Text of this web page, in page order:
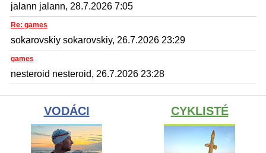
jalann jalann, 28.7.2026 7:05
Re: games
sokarovskiy sokarovskiy, 26.7.2026 23:29
games
nesteroid nesteroid, 26.7.2026 23:28
VODÁCI CYKLISTÉ